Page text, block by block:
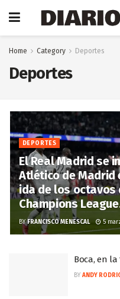
Home Category Deportes
Deportes
DEPORTES
El Real Madrid se
Atlético de Madrid
ida de los octavos
Champions
BY FRANCISCO MENESCAL 5
Boca, en
BY ANDY